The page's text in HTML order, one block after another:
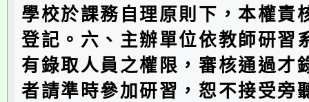
學校於課務自理原則下，本權責
登記。六、主辦單位依教師研習
有錄取人員之權限，審核通過才
者請準時參加研習，恕不接受旁